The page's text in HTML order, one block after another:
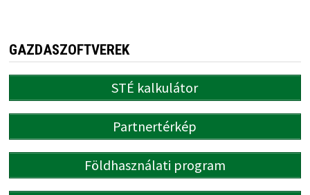
GAZDASZOFTVEREK
STÉ kalkulátor
Partnertérkép
Földhasználati program